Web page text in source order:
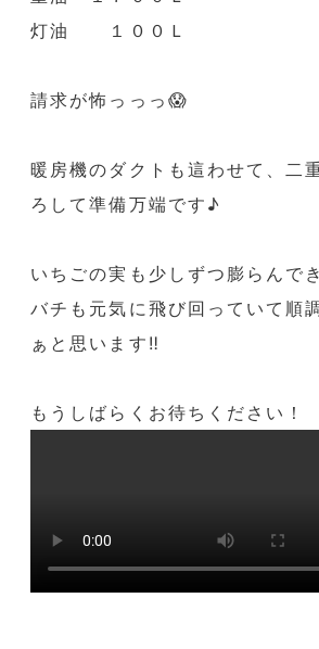
灯油 １００Ｌ
請求が怖っっっ😱
暖房機のダクトも這わせて、二
ろして準備万端です♪
いちごの実も少しずつ膨らんで
バチも元気に飛び回っていて順
ぁと思います‼️
もうしばらくお待ちください！